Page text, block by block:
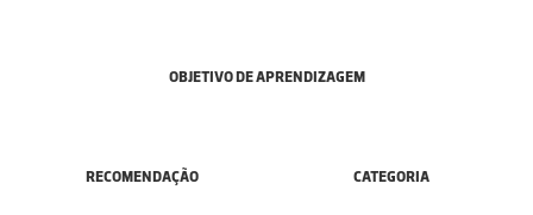
OBJETIVO DE APRENDIZAGEM
RECOMENDAÇÃO CATEGORIA